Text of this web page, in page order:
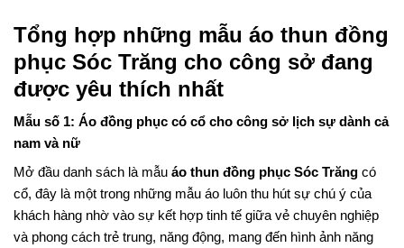
Tổng hợp những mẫu áo thun đồng
phục Sóc Trăng cho công sở đang
được yêu thích nhất
Mẫu số 1: Áo đồng phục có cổ cho công sở lịch sự dành cả
nam và nữ
Mở đầu danh sách là mẫu áo thun đồng phục Sóc Trăng có
cổ, đây là một trong những mẫu áo luôn thu hút sự chú ý của
khách hàng nhờ vào sự kết hợp tinh tế giữa vẻ chuyên nghiệp
và phong cách trẻ trung, năng động, mang đến hình ảnh năng